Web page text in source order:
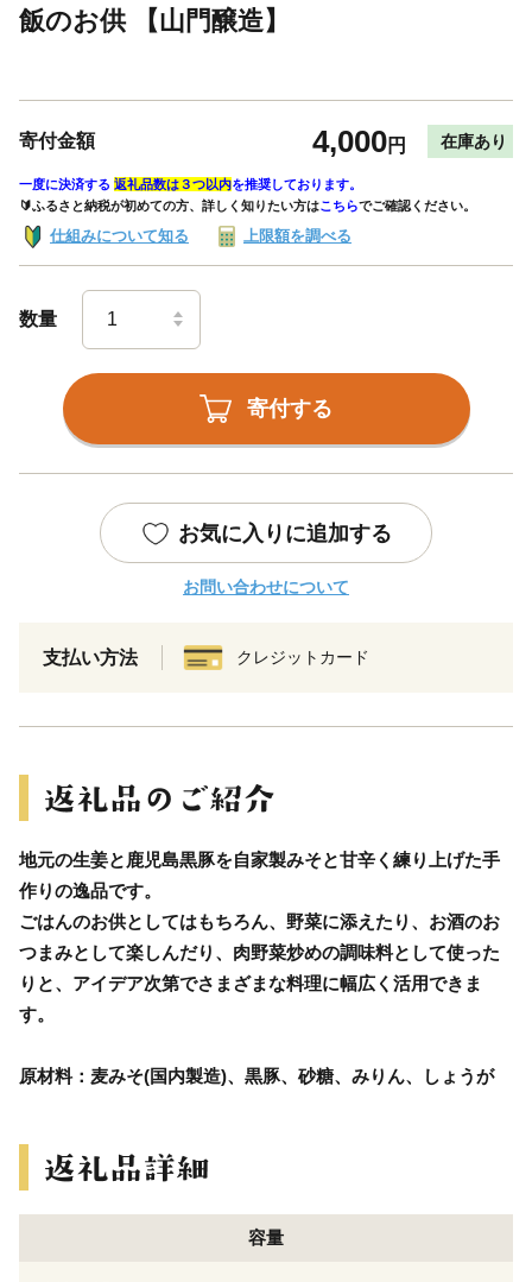
飯のお供 【山門醸造】
寄付金額 4,000円 在庫あり
一度に決済する 返礼品数は３つ以内を推奨しております。
🔰ふるさと納税が初めての方、詳しく知りたい方はこちらでご確認ください。
仕組みについて知る 上限額を調べる
数量
寄付する
お気に入りに追加する
お問い合わせについて
支払い方法 クレジットカード
地元の生姜と鹿児島黒豚を自家製みそと甘辛く練り上げた手
作りの逸品です。
ごはんのお供としてはもちろん、野菜に添えたり、お酒のお
つまみとして楽しんだり、肉野菜炒めの調味料として使った
りと、アイデア次第でさまざまな料理に幅広く活用できま
す。
原材料：麦みそ(国内製造)、黒豚、砂糖、みりん、しょうが
容量